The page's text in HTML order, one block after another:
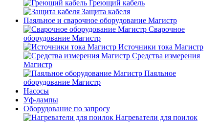
Греющий кабель
Защита кабеля
Паяльное и сварочное оборудование Магистр
Сварочное
оборудование Магистр
Источники тока Магистр
Средства измерения
Магистр
Паяльное
оборудование Магистр
Насосы
Уф-лампы
Оборудование по запросу
Нагреватели для поилок